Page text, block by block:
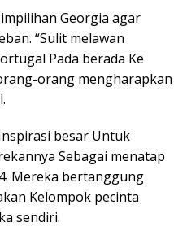
Georgia agar
“Sulit melawan
Pada berada Ke
orang mengharapkan
besar Untuk
Sebagai menatap
Mereka bertanggung
Kelompok pecinta
sendiri.